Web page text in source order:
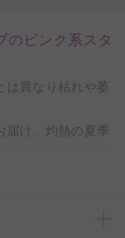
のピンク系スタ
は異なり枯れや萎
届け、灼熱の夏季
な編みこみの花